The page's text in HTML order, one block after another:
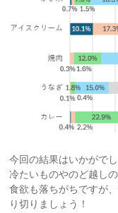
今回の結果はいかがで
冷たいものやのど越し
食欲も落ちがちですが
り切りましょう！